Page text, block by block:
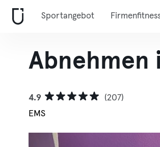
Sportangebot
Abnehmen
4.9
(207)
EMS